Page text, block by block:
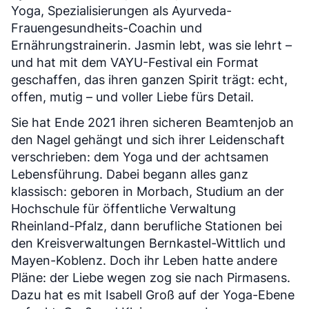
Yoga, Spezialisierungen als Ayurveda-
Frauengesundheits-Coachin und
Ernährungstrainerin. Jasmin lebt, was sie lehrt –
und hat mit dem VAYU-Festival ein Format
geschaffen, das ihren ganzen Spirit trägt: echt,
offen, mutig – und voller Liebe fürs Detail.
Sie hat Ende 2021 ihren sicheren Beamtenjob an
den Nagel gehängt und sich ihrer Leidenschaft
verschrieben: dem Yoga und der achtsamen
Lebensführung. Dabei begann alles ganz
klassisch: geboren in Morbach, Studium an der
Hochschule für öffentliche Verwaltung
Rheinland-Pfalz, dann berufliche Stationen bei
den Kreisverwaltungen Bernkastel-Wittlich und
Mayen-Koblenz. Doch ihr Leben hatte andere
Pläne: der Liebe wegen zog sie nach Pirmasens.
Dazu hat es mit Isabell Groß auf der Yoga-Ebene